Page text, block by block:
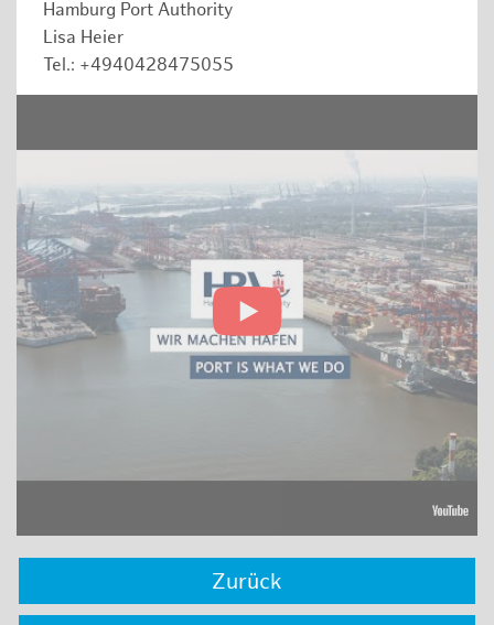
Hamburg Port Authority
Lisa Heier
Tel.: +4940428475055
Zurück